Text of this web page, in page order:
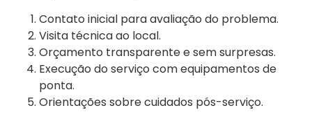
Contato inicial para avaliação do problema.
Visita técnica ao local.
Orçamento transparente e sem surpresas.
Execução do serviço com equipamentos de
ponta.
Orientações sobre cuidados pós-serviço.